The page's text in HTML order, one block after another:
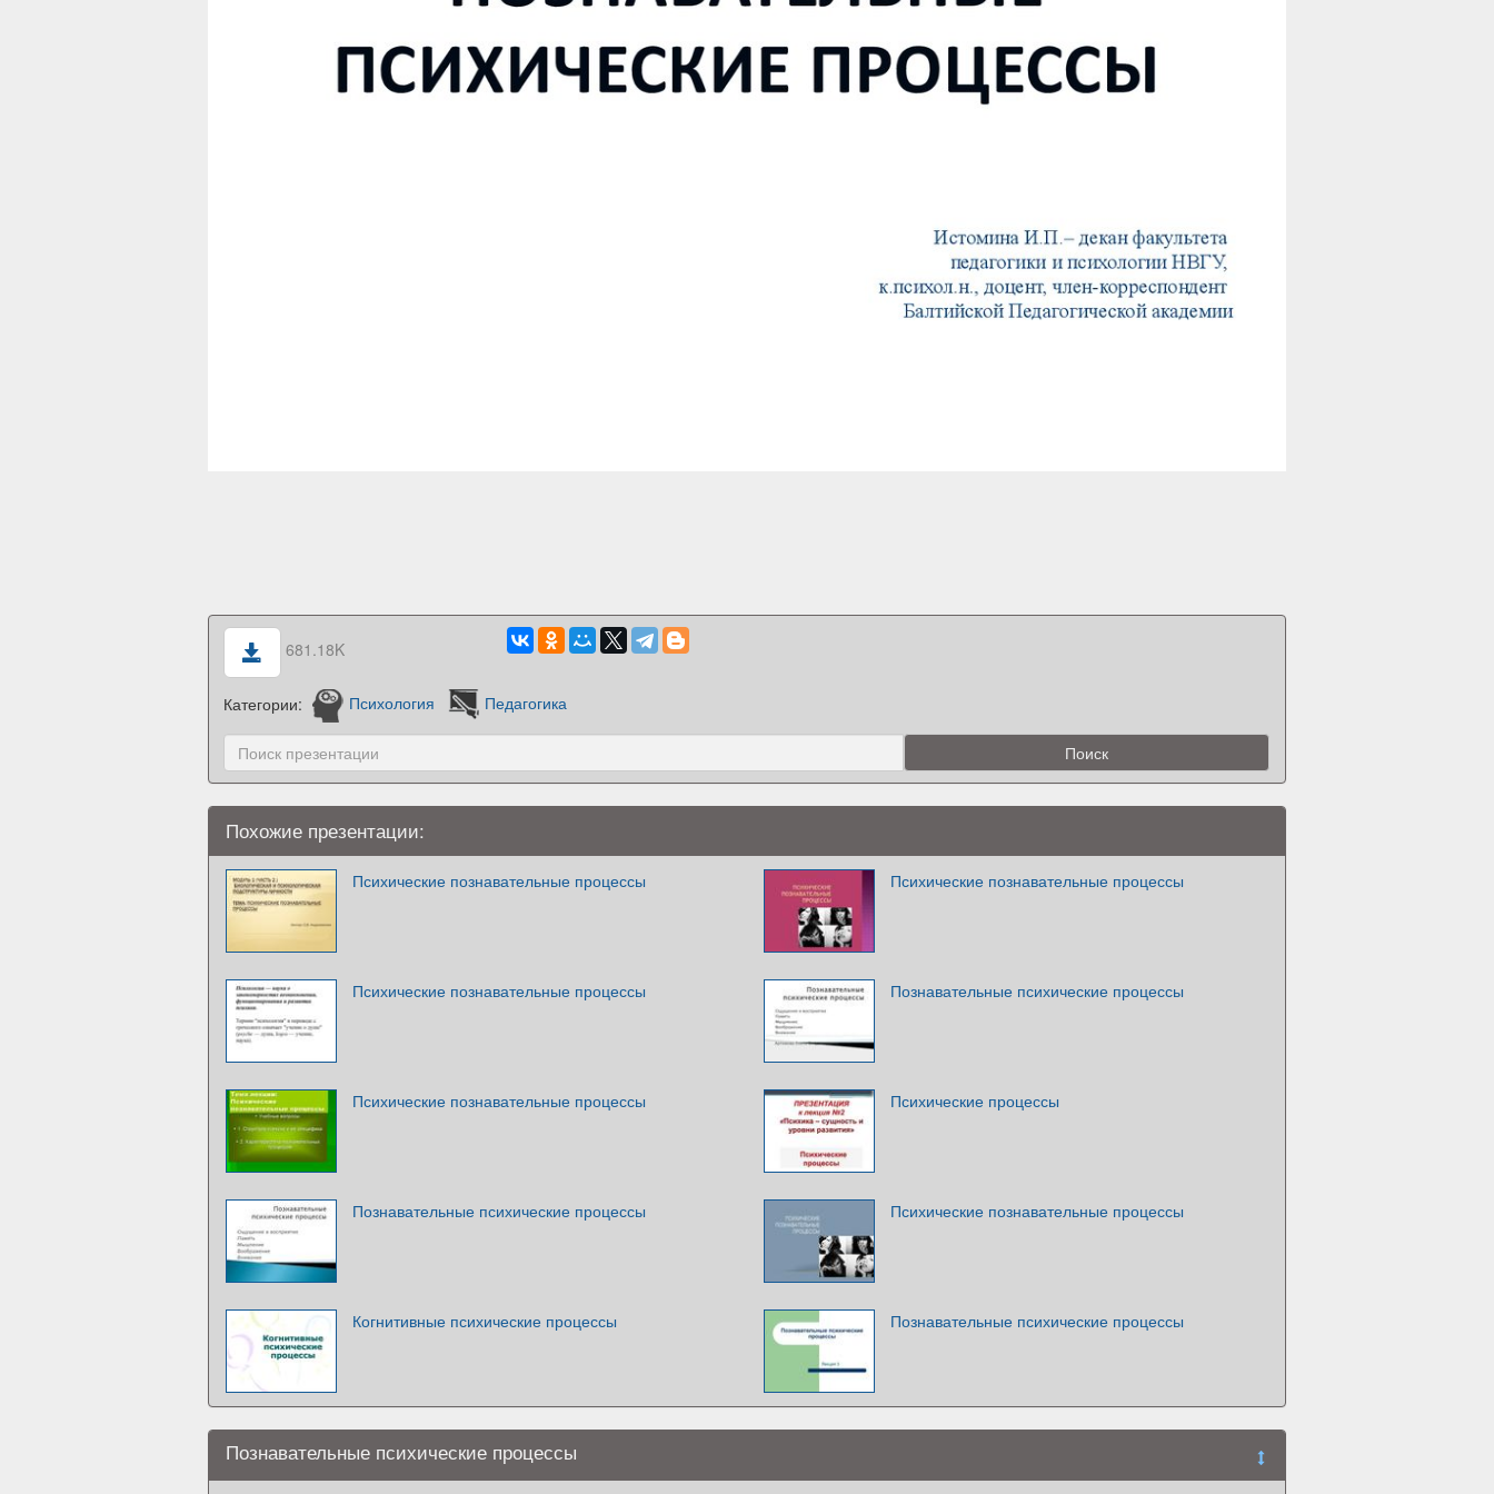
681.18K
Категории: Психология Педагогика
Похожие презентации:
Психические познавательные процессы Психические познавательные процессы
Психические познавательные процессы Познавательные психические процессы
Психические познавательные процессы Психические процессы
Познавательные психические процессы Психические познавательные процессы
Когнитивные психические процессы Познавательные психические процессы
Познавательные психические процессы